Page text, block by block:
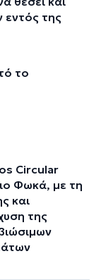
εντός της
το
Circular
Φωκά, με τη
και
της